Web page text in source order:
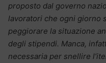
proposto dal governo
lavoratori che ogni giorno
peggiorare la situazione
degli stipendi. Manca,
necessaria per snellire